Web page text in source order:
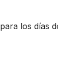
los días